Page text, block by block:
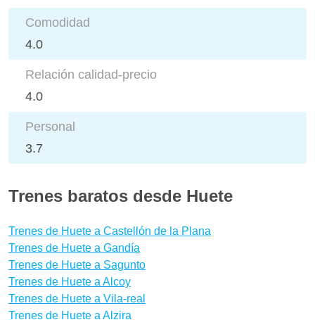
Comodidad
4.0
Relación calidad-precio
4.0
Personal
3.7
Trenes baratos desde Huete
Trenes de Huete a Castellón de la Plana
Trenes de Huete a Gandía
Trenes de Huete a Sagunto
Trenes de Huete a Alcoy
Trenes de Huete a Vila-real
Trenes de Huete a Alzira